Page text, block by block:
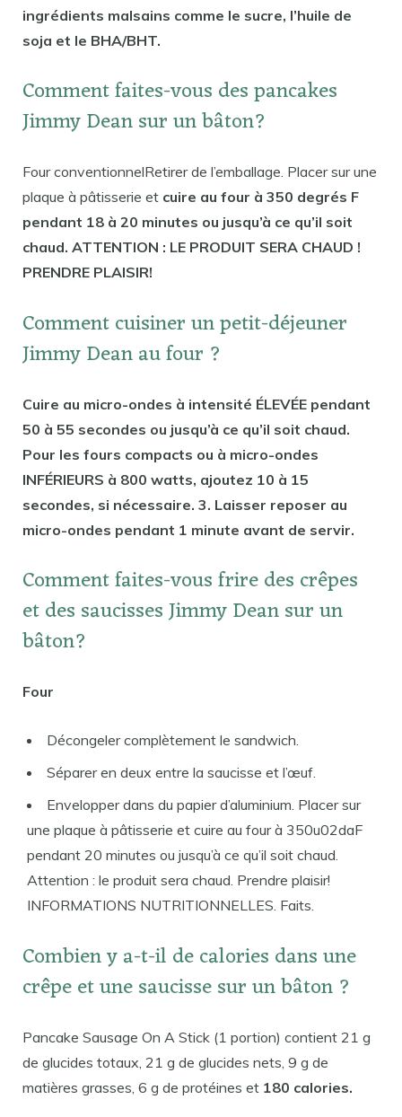
ingrédients malsains comme le sucre, l’huile de
soja et le BHA/BHT.
Comment faites-vous des pancakes
Jimmy Dean sur un bâton?
Four conventionnelRetirer de l’emballage. Placer sur une
plaque à pâtisserie et cuire au four à 350 degrés F
pendant 18 à 20 minutes ou jusqu’à ce qu’il soit
chaud. ATTENTION : LE PRODUIT SERA CHAUD !
PRENDRE PLAISIR!
Comment cuisiner un petit-déjeuner
Jimmy Dean au four ?
Cuire au micro-ondes à intensité ÉLEVÉE pendant
50 à 55 secondes ou jusqu’à ce qu’il soit chaud.
Pour les fours compacts ou à micro-ondes
INFÉRIEURS à 800 watts, ajoutez 10 à 15
secondes, si nécessaire. 3. Laisser reposer au
micro-ondes pendant 1 minute avant de servir.
Comment faites-vous frire des crêpes
et des saucisses Jimmy Dean sur un
bâton?
Four
Décongeler complètement le sandwich.
Séparer en deux entre la saucisse et l’œuf.
Envelopper dans du papier d’aluminium. Placer sur
une plaque à pâtisserie et cuire au four à 350u02daF
pendant 20 minutes ou jusqu’à ce qu’il soit chaud.
Attention : le produit sera chaud. Prendre plaisir!
INFORMATIONS NUTRITIONNELLES. Faits.
Combien y a-t-il de calories dans une
crêpe et une saucisse sur un bâton ?
Pancake Sausage On A Stick (1 portion) contient 21 g
de glucides totaux, 21 g de glucides nets, 9 g de
matières grasses, 6 g de protéines et 180 calories.